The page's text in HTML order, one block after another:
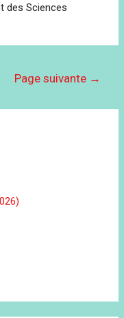
des Sciences
Page suivante →